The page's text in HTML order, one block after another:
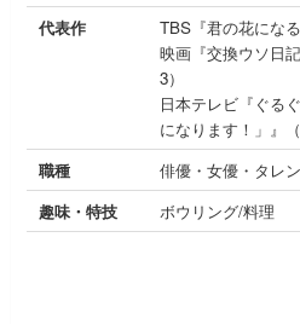
代表作
TBS『君の花にな
映画『交換ウソ日
3）
日本テレビ『ぐる
になります！」』（
職種
俳優・女優・タレ
趣味・特技
ボウリング/料理